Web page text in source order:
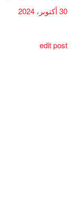
30 أكتوبر، 2024
edit post